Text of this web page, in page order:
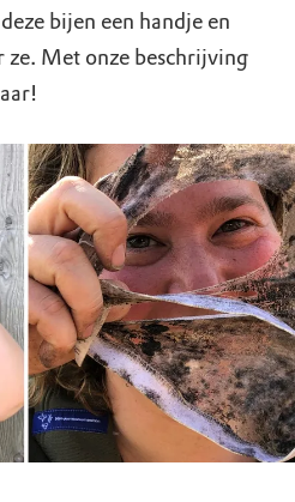
bijen een handje en
ze. Met onze beschrijving